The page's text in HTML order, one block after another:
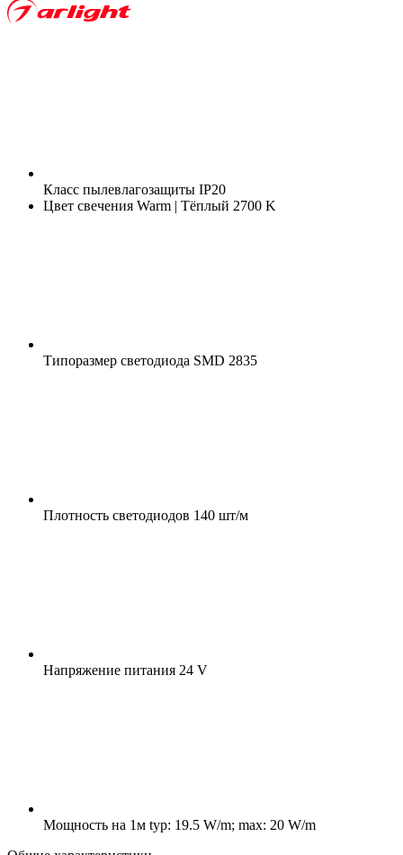
Класс пылевлагозащиты IP20
Цвет свечения Warm | Тёплый 2700 K
Типоразмер светодиода SMD 2835
Плотность светодиодов 140 шт/м
Напряжение питания 24 V
Мощность на 1м typ: 19.5 W/m; max: 20 W/m